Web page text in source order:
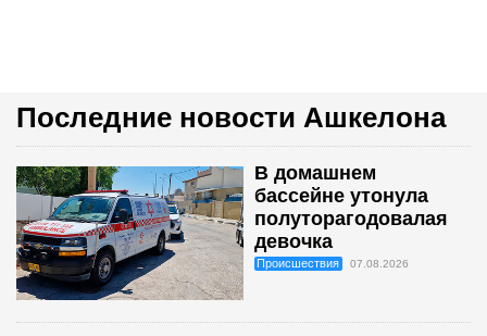
Последние новости Ашкелона
В домашнем
бассейне утонула
полуторагодовалая
девочка
Происшествия 07.08.2026